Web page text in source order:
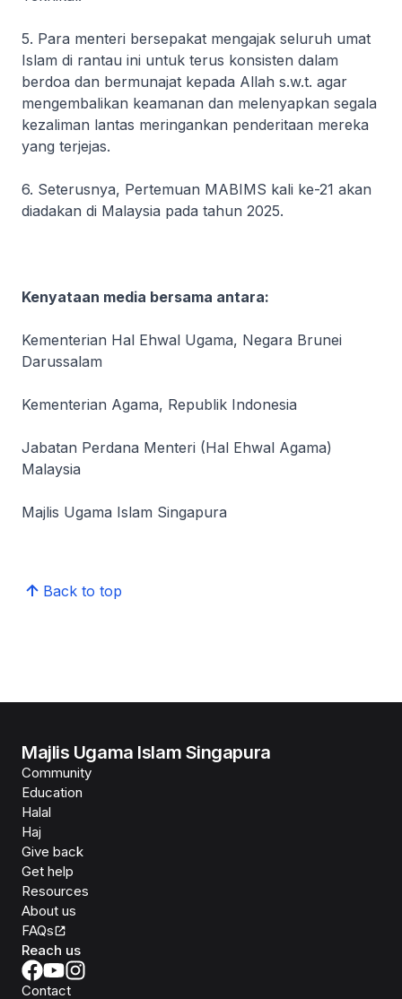
5. Para menteri bersepakat mengajak seluruh umat
Islam di rantau ini untuk terus konsisten dalam
berdoa dan bermunajat kepada Allah s.w.t. agar
mengembalikan keamanan dan melenyapkan segala
kezaliman lantas meringankan penderitaan mereka
yang terjejas.
6. Seterusnya, Pertemuan MABIMS kali ke-21 akan
diadakan di Malaysia pada tahun 2025.
Kenyataan media bersama antara:
Kementerian Hal Ehwal Ugama, Negara Brunei
Darussalam
Kementerian Agama, Republik Indonesia
Jabatan Perdana Menteri (Hal Ehwal Agama)
Malaysia
Majlis Ugama Islam Singapura
Back to top
Majlis Ugama Islam Singapura
Community
Education
Halal
Haj
Give back
Get help
Resources
About us
FAQs
Reach us
Contact